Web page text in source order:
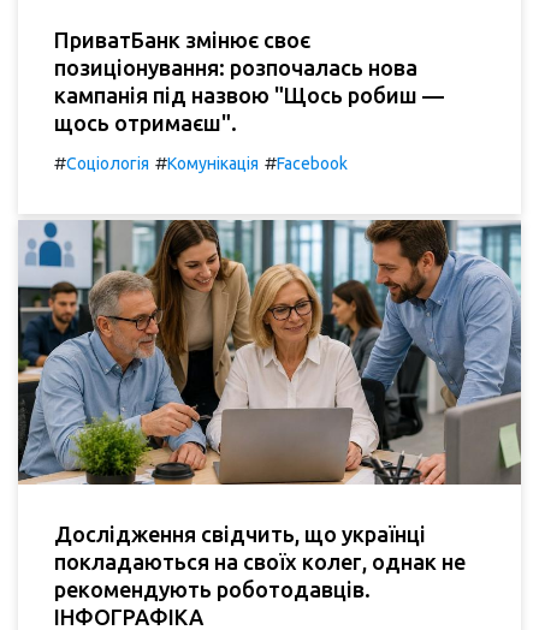
ПриватБанк змінює своє
позиціонування: розпочалась нова
кампанія під назвою "Щось робиш —
щось отримаєш".
#Соціологія #Комунікація #Facebook
Дослідження свідчить, що українці
покладаються на своїх колег, однак не
рекомендують роботодавців.
ІНФОГРАФІКА